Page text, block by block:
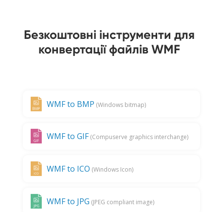
Безкоштовні інструменти для
конвертації файлів WMF
WMF to BMP (Windows bitmap)
WMF to GIF (Compuserve graphics interchange)
WMF to ICO (Windows Icon)
WMF to JPG (JPEG compliant image)